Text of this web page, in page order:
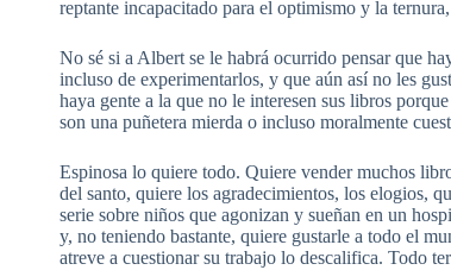
reptante incapacitado para el optimismo y la
No sé si a Albert se le habrá ocurrido pensar que
incluso de experimentarlos, y que aún así no les
haya gente a la que no le interesen sus libros
son una puñetera mierda o incluso moralmente
Espinosa lo quiere todo. Quiere vender muchos
del santo, quiere los agradecimientos, los elogios,
serie sobre niños que agonizan y sueñan en un
y, no teniendo bastante, quiere gustarle a todo el
atreve a cuestionar su trabajo lo descalifica. Todo